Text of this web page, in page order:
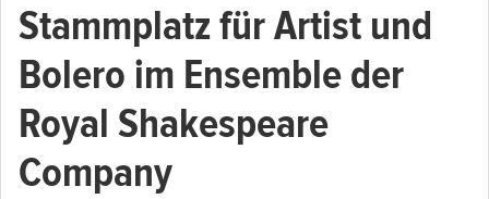
Stammplatz für Artist und
Bolero im Ensemble der
Royal Shakespeare
Company